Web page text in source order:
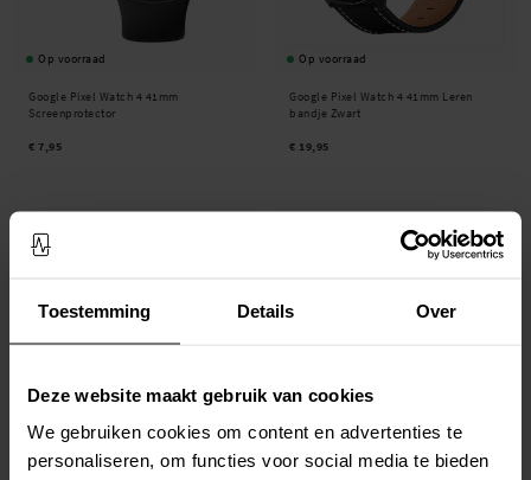
Toestemming Details Over
Deze website maakt gebruik van cookies
We gebruiken cookies om content en advertenties te
personaliseren, om functies voor social media te bieden
Op voorraad
Google Pixel Watch 4 41mm
Screenprotector
€ 7,95
Op voorraad
Google Pixel Watch 4 41mm Leren
bandje Zwart
€ 19,95